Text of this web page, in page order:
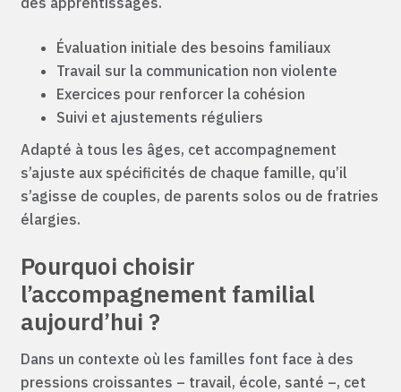
Évaluation initiale des besoins familiaux
Travail sur la communication non violente
Exercices pour renforcer la cohésion
Suivi et ajustements réguliers
Adapté à tous les âges, cet accompagnement
s’ajuste aux spécificités de chaque famille, qu’il
s’agisse de couples, de parents solos ou de fratries
élargies.
Pourquoi choisir
l’accompagnement familial
aujourd’hui ?
Dans un contexte où les familles font face à des
pressions croissantes – travail, école, santé –, cet